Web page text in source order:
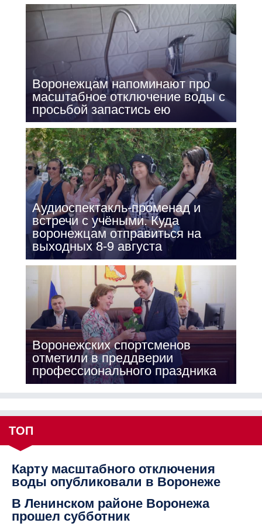
Воронежцам напоминают про
масштабное отключение воды с
просьбой запастись ею
Аудиоспектакль-променад и
встречи с учёными. Куда
воронежцам отправиться на
выходных 8-9 августа
Воронежских спортсменов
отметили в преддверии
профессионального праздника
ТОП
Карту масштабного отключения
воды опубликовали в Воронеже
В Ленинском районе Воронежа
прошел субботник